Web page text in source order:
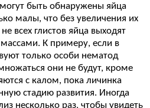
быть обнаружены яйца
малы, что без увеличения их
всех глистов яйца выходят
К примеру, если в
только особи нематод
они не будут, кроме
с калом, пока личинка
стадию развития. Иногда
несколько раз, чтобы увидеть